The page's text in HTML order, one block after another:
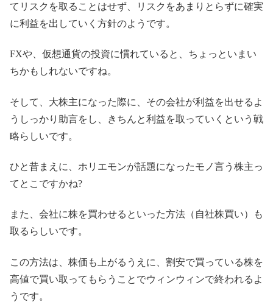
てリスクを取ることはせず、リスクをあまりとらずに確実
に利益を出していく方針のようです。
FXや、仮想通貨の投資に慣れていると、ちょっといまい
ちかもしれないですね。
そして、大株主になった際に、その会社が利益を出せるよ
うしっかり助言をし、きちんと利益を取っていくという戦
略らしいです。
ひと昔まえに、ホリエモンが話題になったモノ言う株主っ
てとこですかね?
また、会社に株を買わせるといった方法（自社株買い）も
取るらしいです。
この方法は、株価も上がるうえに、割安で買っている株を
高値で買い取ってもらうことでウィンウィンで終われるよ
うです。